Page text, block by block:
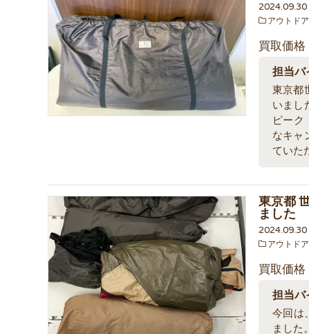
2024.09.30
アウトド
買取価格
担当バ
東京都
いまし
ピーク
なキャ
ていた
東京都
ました
2024.09.30
アウトド
買取価格
担当バ
今回は
ました